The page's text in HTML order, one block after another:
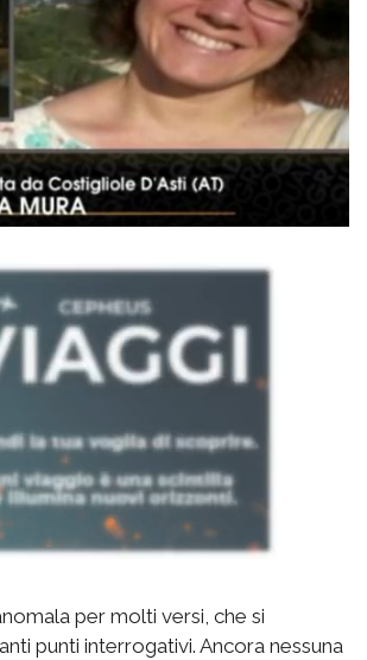
per molti versi, che si
punti interrogativi. Ancora nessuna